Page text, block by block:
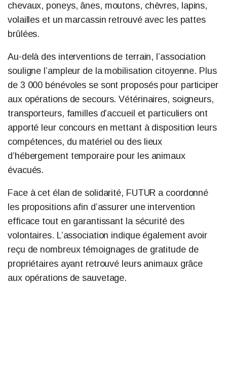
chevaux, poneys, ânes, moutons, chèvres, lapins,
volailles et un marcassin retrouvé avec les pattes
brûlées.
Au-delà des interventions de terrain, l’association
souligne l’ampleur de la mobilisation citoyenne. Plus
de 3 000 bénévoles se sont proposés pour participer
aux opérations de secours. Vétérinaires, soigneurs,
transporteurs, familles d’accueil et particuliers ont
apporté leur concours en mettant à disposition leurs
compétences, du matériel ou des lieux
d’hébergement temporaire pour les animaux
évacués.
Face à cet élan de solidarité, FUTUR a coordonné
les propositions afin d’assurer une intervention
efficace tout en garantissant la sécurité des
volontaires. L’association indique également avoir
reçu de nombreux témoignages de gratitude de
propriétaires ayant retrouvé leurs animaux grâce
aux opérations de sauvetage.